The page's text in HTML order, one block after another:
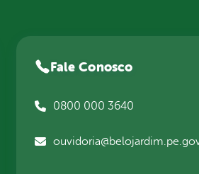
Fale Conosco
0800 000 3640